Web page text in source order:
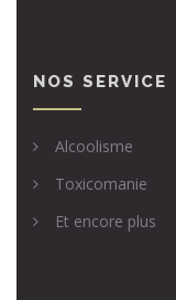
NOS SERVICE
Alcoolisme
Toxicomanie
Et encore plus